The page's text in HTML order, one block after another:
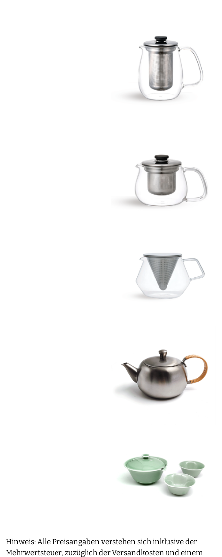
Hinweis: Alle Preisangaben verstehen sich inklusive der
Mehrwertsteuer, zuzüglich der Versandkosten und einem